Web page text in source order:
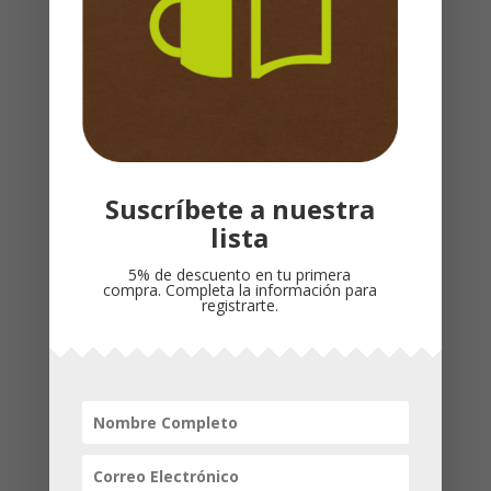
éxitos de ventas número uno del New York
Times, Joyce Meyer, comparte palabras de
ánimo, tomadas de la Palabra de Dios y
recuperar las fuerzas en su travesía por la
vida.
Productos relacionados
Suscríbete a nuestra
lista
5% de descuento en tu primera
compra. Completa la información para
registrarte.